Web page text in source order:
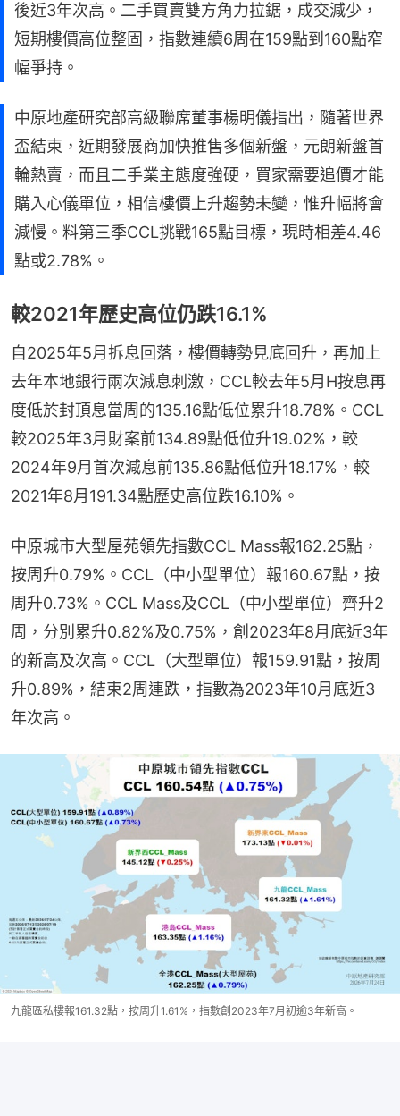
後近3年次高。二手買賣雙方角力拉鋸，成交減少，
短期樓價高位整固，指數連續6周在159點到160點窄
幅爭持。
中原地產研究部高級聯席董事楊明儀指出，隨著世界
盃結束，近期發展商加快推售多個新盤，元朗新盤首
輪熱賣，而且二手業主態度強硬，買家需要追價才能
購入心儀單位，相信樓價上升趨勢未變，惟升幅將會
減慢。料第三季CCL挑戰165點目標，現時相差4.46
點或2.78%。
較2021年歷史高位仍跌16.1%
自2025年5月拆息回落，樓價轉勢見底回升，再加上
去年本地銀行兩次減息刺激，CCL較去年5月H按息再
度低於封頂息當周的135.16點低位累升18.78%。CCL
較2025年3月財案前134.89點低位升19.02%，較
2024年9月首次減息前135.86點低位升18.17%，較
2021年8月191.34點歷史高位跌16.10%。
中原城市大型屋苑領先指數CCL Mass報162.25點，
按周升0.79%。CCL（中小型單位）報160.67點，按
周升0.73%。CCL Mass及CCL（中小型單位）齊升2
周，分別累升0.82%及0.75%，創2023年8月底近3年
的新高及次高。CCL（大型單位）報159.91點，按周
升0.89%，結束2周連跌，指數為2023年10月底近3
年次高。
九龍區私樓報161.32點，按周升1.61%，指數創2023年7月初逾3年新高。